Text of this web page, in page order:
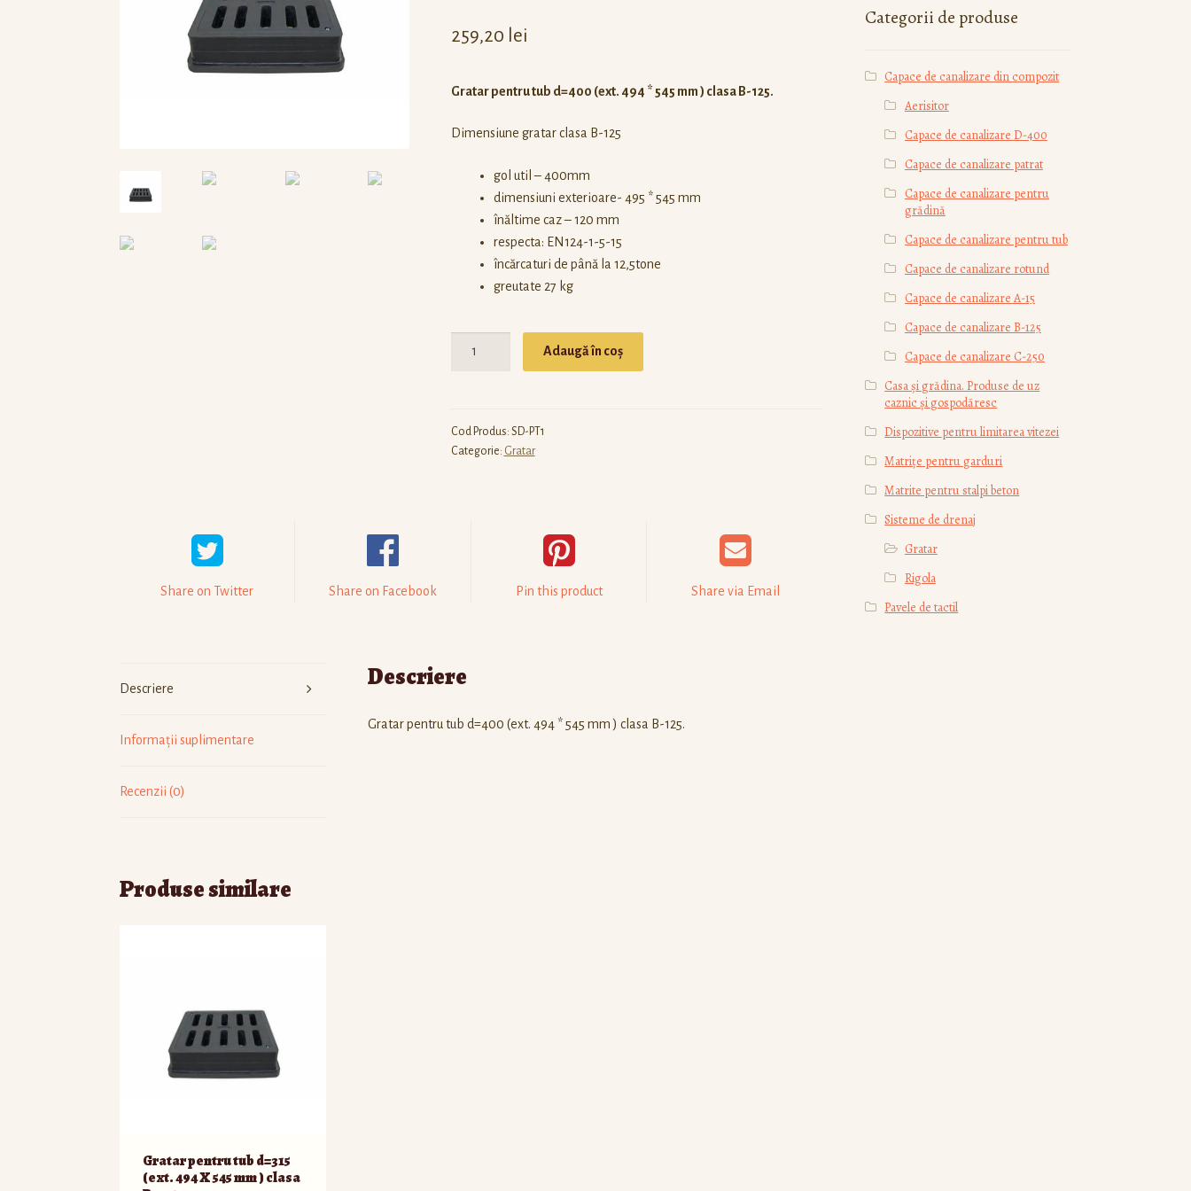
259,20 lei
Gratar pentru tub d=400 (ext. 494 * 545 mm ) clasa B-125.
Dimensiune gratar clasa B-125
gol util – 400mm
dimensiuni exterioare- 495 * 545 mm
înăltime caz – 120 mm
respecta: EN124-1-5-15
încărcaturi de până la 12,5tone
greutate 27 kg
Adaugă în coș
Cod Produs: SD-PT1
Categorie: Gratar
Share on Twitter Share on Facebook Pin this product Share via Email
Descriere
Informații suplimentare
Recenzii (0)
Descriere
Gratar pentru tub d=400 (ext. 494 * 545 mm ) clasa B-125.
Produse similare
Gratar pentru tub d=315
(ext. 494 X 545 mm ) clasa
Categorii de produse
Capace de canalizare din compozit
Aerisitor
Capace de canalizare D-400
Capace de canalizare patrat
Capace de canalizare pentru
grădină
Capace de canalizare pentru tub
Capace de canalizare rotund
Capace de canalizare А-15
Capace de canalizare В-125
Capace de canalizare С-250
Casa și grădina. Produse de uz
caznic și gospodăresc
Dispozitive pentru limitarea vitezei
Matrițe pentru garduri
Matrite pentru stalpi beton
Sisteme de drenaj
Gratar
Rigola
Pavele de tactil